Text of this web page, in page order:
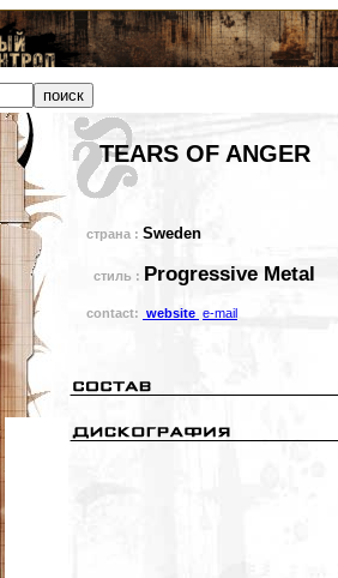
TEARS OF ANGER
страна : Sweden
стиль : Progressive Metal
contact: website e-mail